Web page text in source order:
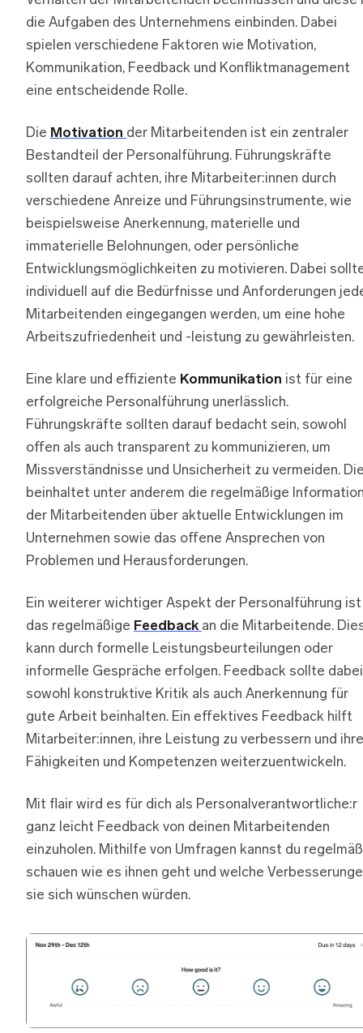
die Aufgaben des Unternehmens einbinden. Dabei
spielen verschiedene Faktoren wie Motivation,
Kommunikation, Feedback und Konfliktmanagement
eine entscheidende Rolle.
Die Motivation der Mitarbeitenden ist ein zentraler
Bestandteil der Personalführung. Führungskräfte
sollten darauf achten, ihre Mitarbeiter:innen durch
verschiedene Anreize und Führungsinstrumente, wie
beispielsweise Anerkennung, materielle und
immaterielle Belohnungen, oder persönliche
Entwicklungsmöglichkeiten zu motivieren. Dabei
individuell auf die Bedürfnisse und Anforderungen
Mitarbeitenden eingegangen werden, um eine hohe
Arbeitszufriedenheit und -leistung zu gewährleisten.
Eine klare und effiziente Kommunikation ist für eine
erfolgreiche Personalführung unerlässlich.
Führungskräfte sollten darauf bedacht sein, sowohl
offen als auch transparent zu kommunizieren, um
Missverständnisse und Unsicherheit zu vermeiden.
beinhaltet unter anderem die regelmäßige
der Mitarbeitenden über aktuelle Entwicklungen im
Unternehmen sowie das offene Ansprechen von
Problemen und Herausforderungen.
Ein weiterer wichtiger Aspekt der Personalführung ist
das regelmäßige Feedback an die Mitarbeitende.
kann durch formelle Leistungsbeurteilungen oder
informelle Gespräche erfolgen. Feedback sollte dabei
sowohl konstruktive Kritik als auch Anerkennung für
gute Arbeit beinhalten. Ein effektives Feedback hilft
Mitarbeiter:innen, ihre Leistung zu verbessern und ihre
Fähigkeiten und Kompetenzen weiterzuentwickeln.
Mit flair wird es für dich als Personalverantwortliche:r
ganz leicht Feedback von deinen Mitarbeitenden
einzuholen. Mithilfe von Umfragen kannst du
schauen wie es ihnen geht und welche
sie sich wünschen würden.